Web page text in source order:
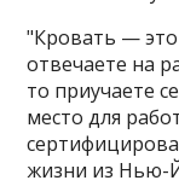
"Кровать — это
отвечаете на
то приучаете
место для
жизни из Нью-